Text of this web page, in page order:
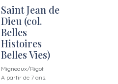
Saint Jean de
Dieu (col.
Belles
Histoires
Belles Vies)
Migneaux/Rigot
A partir de 7 ans.